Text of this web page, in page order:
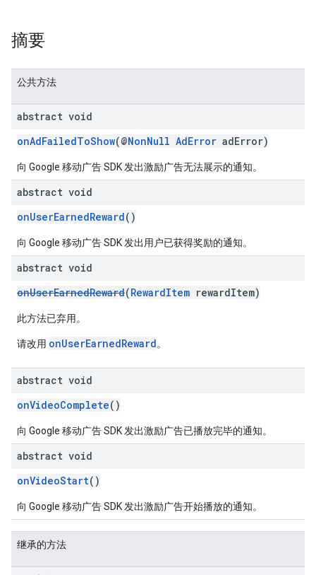
摘要
公共方法
abstract void
onAdFailedToShow(@NonNull AdError adError)
向 Google 移动广告 SDK 发出激励广告无法展示的通知。
abstract void
onUserEarnedReward()
向 Google 移动广告 SDK 发出用户已获得奖励的通知。
abstract void
onUserEarnedReward(RewardItem rewardItem)
此方法已弃用。
请改用 onUserEarnedReward。
abstract void
onVideoComplete()
向 Google 移动广告 SDK 发出激励广告已播放完毕的通知。
abstract void
onVideoStart()
向 Google 移动广告 SDK 发出激励广告开始播放的通知。
继承的方法